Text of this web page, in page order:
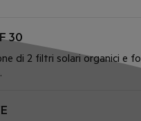
30
di 2 filtri solari organici e